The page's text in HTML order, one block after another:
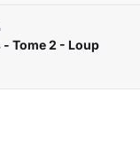
- Tome 2 - Loup